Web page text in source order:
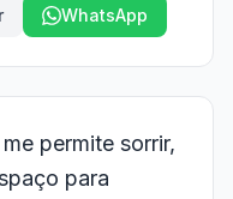
WhatsApp
permite sorrir,
para